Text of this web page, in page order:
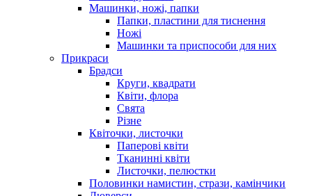
Машинки, ножі, папки
Папки, пластини для тиснення
Ножі
Машинки та приспособи для них
Прикраси
Брадси
Круги, квадрати
Квіти, флора
Свята
Різне
Квіточки, листочки
Паперові квіти
Тканинні квіти
Листочки, пелюстки
Половинки намистин, стрази, камінчики